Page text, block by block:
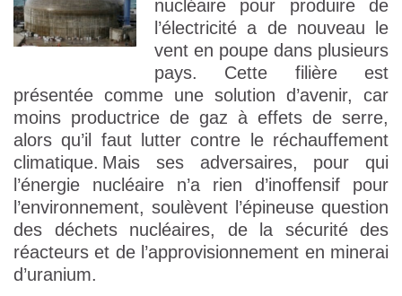
nucléaire pour produire de
l’électricité a de nouveau le
vent en poupe dans plusieurs
pays. Cette filière est
présentée comme une solution d’avenir, car
moins productrice de gaz à effets de serre,
alors qu’il faut lutter contre le réchauffement
climatique. Mais ses adversaires, pour qui
l’énergie nucléaire n’a rien d’inoffensif pour
l’environnement, soulèvent l’épineuse question
des déchets nucléaires, de la sécurité des
réacteurs et de l’approvisionnement en minerai
d’uranium.